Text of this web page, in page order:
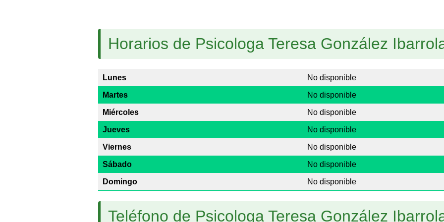
Horarios de Psicologa Teresa González
Lunes No disponible
Martes No disponible
Miércoles No disponible
Jueves No disponible
Viernes No disponible
Sábado No disponible
Domingo No disponible
Teléfono de Psicologa Teresa González